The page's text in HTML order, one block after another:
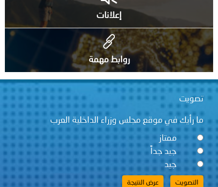
إعلانات
روابط مهمة
تصويت
ما رأيك في موقع مجلس وزراء الداخلية العرب
ممتاز
جيد جداً
جيد